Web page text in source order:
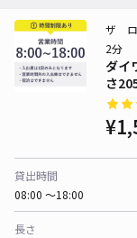
ダイ
さ
ザ ロ
2分
貸出時間
08:00 〜18:00
長さ